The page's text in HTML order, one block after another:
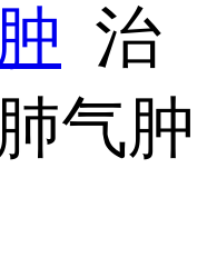
治
气肿